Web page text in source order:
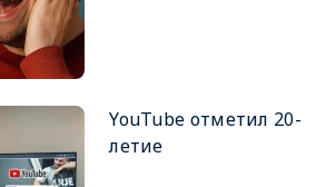
YouTube отметил 20-
летие